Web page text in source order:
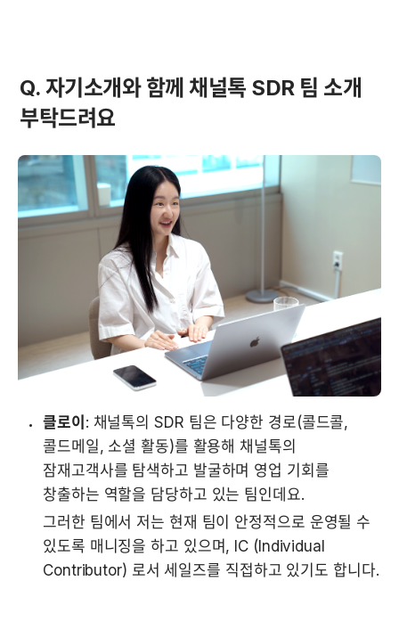
Q. 자기소개와 함께 채널톡 SDR 팀 소개
부탁드려요
클로이 : 채널톡의 SDR 팀은 다양한 경로(콜드콜,
콜드메일, 소셜 활동)를 활용해 채널톡의
잠재고객사를 탐색하고 발굴하며 영업 기회를
창출하는 역할을 담당하고 있는 팀인데요.
그러한 팀에서 저는 현재 팀이 안정적으로 운영될 수
있도록 매니징을 하고 있으며, IC (Individual
Contributor) 로서 세일즈를 직접하고 있기도 합니다.